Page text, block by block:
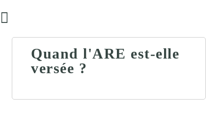
Quand l'ARE est-elle
versée ?